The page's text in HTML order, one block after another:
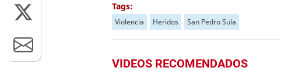
Tags:
Violencia Heridos San Pedro Sula
VIDEOS RECOMENDADOS